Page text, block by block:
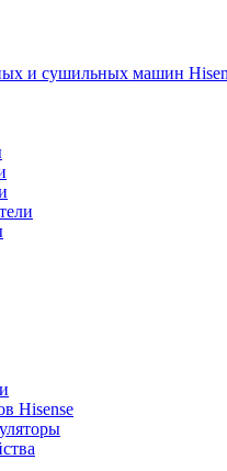
и сушильных машин
Hisense